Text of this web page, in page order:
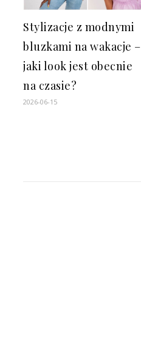
Stylizacje z modnymi
bluzkami na wakacje –
jaki look jest obecnie
na czasie?
2026-06-15